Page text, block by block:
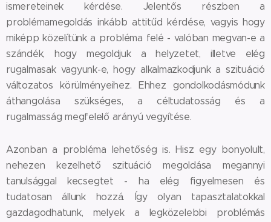
ismereteinek kérdése. Jelentős részben a
problémamegoldás inkább attitűd kérdése, vagyis hogy
miképp közelítünk a probléma felé - valóban megvan-e a
szándék, hogy megoldjuk a helyzetet, illetve elég
rugalmasak vagyunk-e, hogy alkalmazkodjunk a szituáció
változatos körülményeihez. Ehhez gondolkodásmódunk
áthangolása szükséges, a céltudatosság és a
rugalmasság megfelelő arányú vegyítése.
Azonban a probléma lehetőség is. Hisz egy bonyolult,
nehezen kezelhető szituáció megoldása megannyi
tanulsággal kecsegtet - ha elég figyelmesen és
tudatosan állunk hozzá. Így olyan tapasztalatokkal
gazdagodhatunk, melyek a legközelebbi problémás